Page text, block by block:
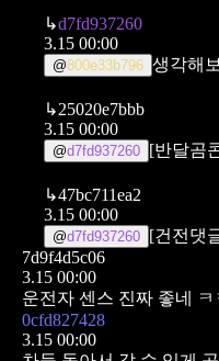
↳d7fd937260
3.15 00:00
@800e33b796 생각해
↳25020e7bbb
3.15 00:00
@d7fd937260 [반달곰
↳47bc711ea2
3.15 00:00
@d7fd937260 [건전댓
7d9f4d5c06
3.15 00:00
운전자 센스 진짜 좋네 ㅋ
0cfd827428
3.15 00:00